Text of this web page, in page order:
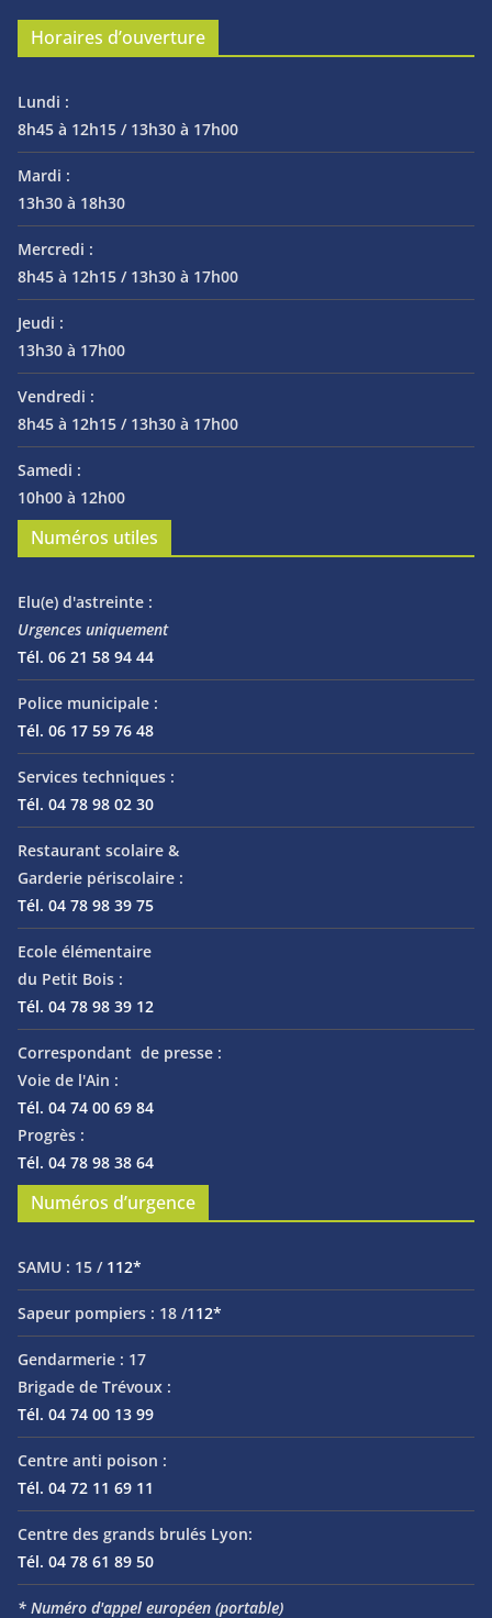
Horaires d’ouverture
Lundi :
8h45 à 12h15 / 13h30 à 17h00
Mardi :
13h30 à 18h30
Mercredi :
8h45 à 12h15 / 13h30 à 17h00
Jeudi :
13h30 à 17h00
Vendredi :
8h45 à 12h15 / 13h30 à 17h00
Samedi :
10h00 à 12h00
Numéros utiles
Elu(e) d'astreinte :
Urgences uniquement
Tél. 06 21 58 94 44
Police municipale :
Tél. 06 17 59 76 48
Services techniques :
Tél. 04 78 98 02 30
Restaurant scolaire &
Garderie périscolaire :
Tél. 04 78 98 39 75
Ecole élémentaire
du Petit Bois :
Tél. 04 78 98 39 12
Correspondant de presse :
Voie de l'Ain :
Tél. 04 74 00 69 84
Progrès :
Tél. 04 78 98 38 64
Numéros d’urgence
SAMU : 15 / 112*
Sapeur pompiers : 18 /112*
Gendarmerie : 17
Brigade de Trévoux :
Tél. 04 74 00 13 99
Centre anti poison :
Tél. 04 72 11 69 11
Centre des grands brulés Lyon:
Tél. 04 78 61 89 50
* Numéro d'appel européen (portable)